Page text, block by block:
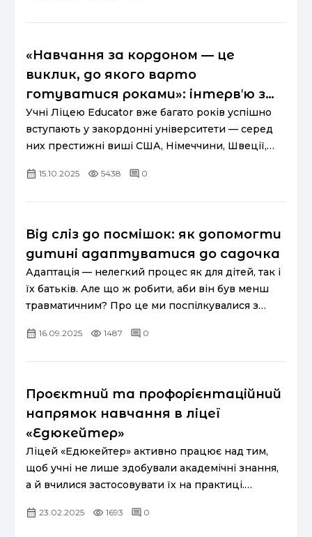
«Навчання за кордоном — це
виклик, до якого варто
готуватися роками»: інтервʼю з
Тетяною Білоус, мамою учнів
Ліцею Educator
Учні Ліцею Educator вже багато років успішно
вступають у закордонні університети — серед
них престижні виші США, Німеччини, Швеції,
умови: додаткові...
15.10.2025 5438 0
Від сліз до посмішок: як допомогти
дитині адаптуватися до садочка
Адаптація — нелегкий процес як для дітей, так і
їх батьків. Але що ж робити, аби він був менш
травматичним? Про це ми поспілкувалися з
авторкою книжок...
16.09.2025 1487 0
Проєктний та профорієнтаційний
напрямок навчання в ліцеї
«Едюкейтер»
Ліцей «Едюкейтер» активно працює над тим,
щоб учні не лише здобували академічні знання,
а й вчилися застосовувати їх на практиці.
діяльність, яка трансф...
23.02.2025 1693 0